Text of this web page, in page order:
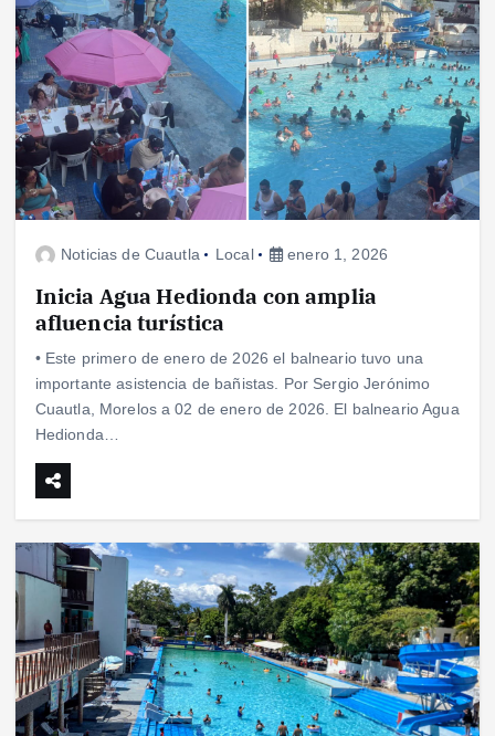
Noticias de Cuautla Local enero 1, 2026
Inicia Agua Hedionda con amplia
afluencia turística
• Este primero de enero de 2026 el balneario tuvo una
importante asistencia de bañistas. Por Sergio Jerónimo
Cuautla, Morelos a 02 de enero de 2026. El balneario Agua
Hedionda…